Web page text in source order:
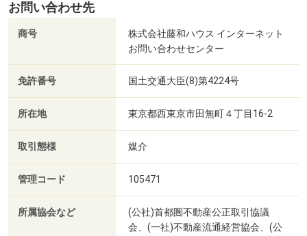
お問い合わせ先
商号
株式会社藤和ハウス インターネット
お問い合わせセンター
免許番号 国土交通大臣(8)第4224号
所在地 東京都西東京市田無町４丁目16-2
取引態様 媒介
管理コード 105471
所属協会など
(公社)首都圏不動産公正取引協議
会、(一社)不動産流通経営協会、(公